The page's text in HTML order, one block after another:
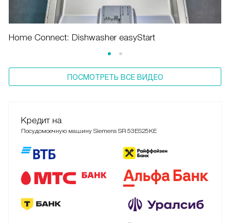
Home Connect: Dishwasher easyStart
ПОСМОТРЕТЬ ВСЕ ВИДЕО
Кредит на
Посудомоечную машину Siemens SR 53ES25KE